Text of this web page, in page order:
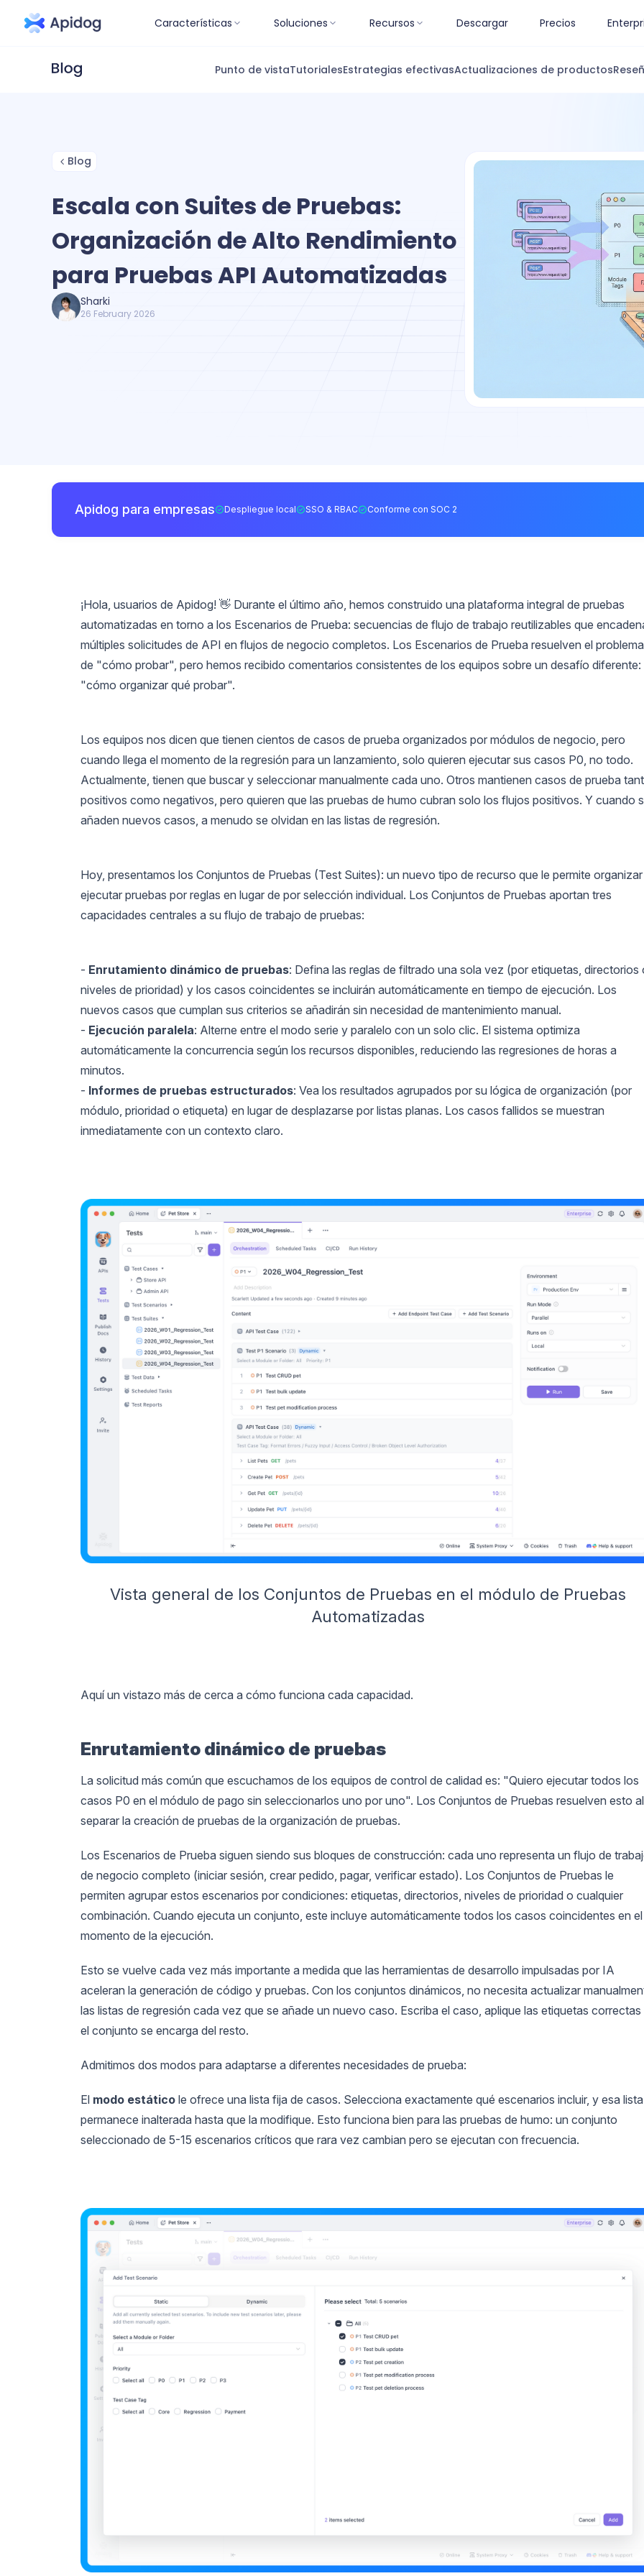
Características Soluciones Recursos Descargar Precios
Punto de vistaTutorialesEstrategias efectivasActualizaciones de productos
Blog
Escala con Suites de Pruebas:
Organización de Alto Rendimiento
para Pruebas API Automatizadas
Sharki
26 February 2026
Apidog para empresas Despliegue local SSO & RBAC Conforme con SOC 2
¡Hola, usuarios de Apidog! 👋 Durante el último año, hemos construido una plataforma integral de pruebas
automatizadas en torno a los Escenarios de Prueba: secuencias de flujo de trabajo reutilizables que
múltiples solicitudes de API en flujos de negocio completos. Los Escenarios de Prueba resuelven el problema
de "cómo probar", pero hemos recibido comentarios consistentes de los equipos sobre un desafío diferente:
"cómo organizar qué probar".
Los equipos nos dicen que tienen cientos de casos de prueba organizados por módulos de negocio, pero
cuando llega el momento de la regresión para un lanzamiento, solo quieren ejecutar sus casos P0, no todo.
Actualmente, tienen que buscar y seleccionar manualmente cada uno. Otros mantienen casos de prueba
positivos como negativos, pero quieren que las pruebas de humo cubran solo los flujos positivos. Y cuando
añaden nuevos casos, a menudo se olvidan en las listas de regresión.
Hoy, presentamos los Conjuntos de Pruebas (Test Suites): un nuevo tipo de recurso que le permite
ejecutar pruebas por reglas en lugar de por selección individual. Los Conjuntos de Pruebas aportan tres
capacidades centrales a su flujo de trabajo de pruebas:
- Enrutamiento dinámico de pruebas: Defina las reglas de filtrado una sola vez (por etiquetas, directorios
niveles de prioridad) y los casos coincidentes se incluirán automáticamente en tiempo de ejecución. Los
nuevos casos que cumplan sus criterios se añadirán sin necesidad de mantenimiento manual.
- Ejecución paralela: Alterne entre el modo serie y paralelo con un solo clic. El sistema optimiza
automáticamente la concurrencia según los recursos disponibles, reduciendo las regresiones de horas a
minutos.
- Informes de pruebas estructurados: Vea los resultados agrupados por su lógica de organización (por
módulo, prioridad o etiqueta) en lugar de desplazarse por listas planas. Los casos fallidos se muestran
inmediatamente con un contexto claro.
Vista general de los Conjuntos de Pruebas en el módulo de Pruebas
Automatizadas
Aquí un vistazo más de cerca a cómo funciona cada capacidad.
Enrutamiento dinámico de pruebas
La solicitud más común que escuchamos de los equipos de control de calidad es: "Quiero ejecutar todos los
casos P0 en el módulo de pago sin seleccionarlos uno por uno". Los Conjuntos de Pruebas resuelven esto al
separar la creación de pruebas de la organización de pruebas.
Los Escenarios de Prueba siguen siendo sus bloques de construcción: cada uno representa un flujo de
de negocio completo (iniciar sesión, crear pedido, pagar, verificar estado). Los Conjuntos de Pruebas le
permiten agrupar estos escenarios por condiciones: etiquetas, directorios, niveles de prioridad o cualquier
combinación. Cuando ejecuta un conjunto, este incluye automáticamente todos los casos coincidentes en el
momento de la ejecución.
Esto se vuelve cada vez más importante a medida que las herramientas de desarrollo impulsadas por IA
aceleran la generación de código y pruebas. Con los conjuntos dinámicos, no necesita actualizar
las listas de regresión cada vez que se añade un nuevo caso. Escriba el caso, aplique las etiquetas correctas
el conjunto se encarga del resto.
Admitimos dos modos para adaptarse a diferentes necesidades de prueba:
El modo estático le ofrece una lista fija de casos. Selecciona exactamente qué escenarios incluir, y esa lista
permanece inalterada hasta que la modifique. Esto funciona bien para las pruebas de humo: un conjunto
seleccionado de 5-15 escenarios críticos que rara vez cambian pero se ejecutan con frecuencia.